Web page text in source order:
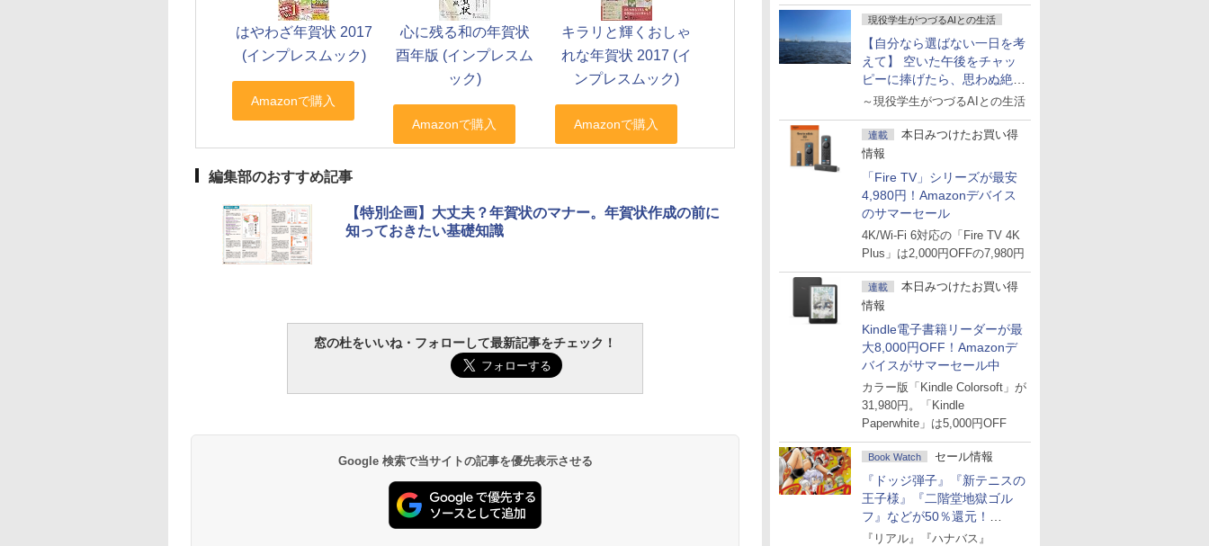
現役学生がつづるAIとの生活
【自分なら選ばない一日を考
えて】 空いた午後をチャッ
ピーに捧げたら、思わぬ絶景
に出会った話
～現役学生がつづるAIとの生活
連載
本日みつけたお買い得
情報
「Fire TV」シリーズが最安
4,980円！Amazonデバイス
のサマーセール
4K/Wi-Fi 6対応の「Fire TV 4K
Plus」は2,000円OFFの7,980円
連載
本日みつけたお買い得
情報
Kindle電子書籍リーダーが最
大8,000円OFF！Amazonデ
バイスがサマーセール中
カラー版「Kindle Colorsoft」が
31,980円。「Kindle
Paperwhite」は5,000円OFF
Book Watch セール情報
『ドッジ弾子』『新テニスの
王子様』『二階堂地獄ゴル
フ』などが50％還元！
Amazonマンガ週末セール
『リアル』『ハナバス』
はやわざ年賀状 2017
(インプレスムック)
心に残る和の年賀状
酉年版 (インプレスム
ック)
キラリと輝くおしゃ
れな年賀状 2017 (イ
ンプレスムック)
編集部のおすすめ記事
【特別企画】大丈夫？年賀状のマナー。年賀状作成の前に
知っておきたい基礎知識
窓の杜をいいね・フォローして最新記事をチェック！
Google 検索で当サイトの記事を優先表示させる